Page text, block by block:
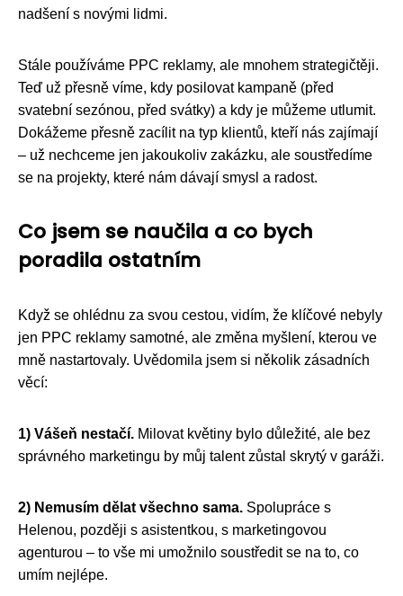
nadšení s novými lidmi.
Stále používáme PPC reklamy, ale mnohem strategičtěji.
Teď už přesně víme, kdy posilovat kampaně (před
svatební sezónou, před svátky) a kdy je můžeme utlumit.
Dokážeme přesně zacílit na typ klientů, kteří nás zajímají
– už nechceme jen jakoukoliv zakázku, ale soustředíme
se na projekty, které nám dávají smysl a radost.
Co jsem se naučila a co bych
poradila ostatním
Když se ohlédnu za svou cestou, vidím, že klíčové nebyly
jen PPC reklamy samotné, ale změna myšlení, kterou ve
mně nastartovaly. Uvědomila jsem si několik zásadních
věcí:
1) Vášeň nestačí. Milovat květiny bylo důležité, ale bez
správného marketingu by můj talent zůstal skrytý v garáži.
2) Nemusím dělat všechno sama. Spolupráce s
Helenou, později s asistentkou, s marketingovou
agenturou – to vše mi umožnilo soustředit se na to, co
umím nejlépe.